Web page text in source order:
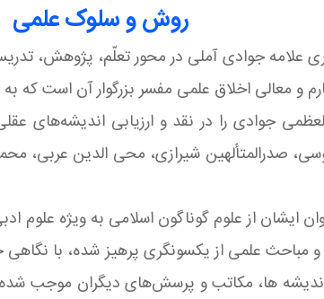
روش و سلوک علمی
جوادی آملی در محور تعلّم، پژوهش،
و معالی اخلاق علمی مفسر بزرگوار آن است كه
جوادی را در نقد و ارزیابی
صدرالمتألهین شیرازی، محی الدین عربی،
ایشان از علوم گوناگون اسلامی به ویژه
علمی از یكسونگری پرهیز شده، با نگاهی
اندیشه ها، مكاتب و پرسش‌های دیگران موجب